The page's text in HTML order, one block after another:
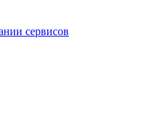
сервисов